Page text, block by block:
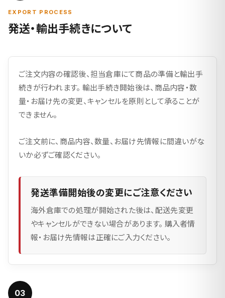
EXPORT PROCESS
発送・輸出手続きについて
ご注文内容の確認後、担当倉庫にて商品の準備と輸出手
続きが行われます。 輸出手続き開始後は、商品内容・数
量・お届け先の変更、キャンセルを原則として承ることが
できません。
ご注文前に、商品内容、数量、お届け先情報に間違いがな
いか必ずご確認ください。
発送準備開始後の変更にご注意ください
海外倉庫での処理が開始された後は、配送先変更
やキャンセルができない場合があります。 購入者情
報・お届け先情報は正確にご入力ください。
03